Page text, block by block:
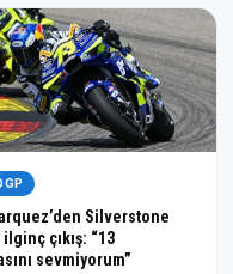
Silverstone
çıkış: “13
sevmiyorum”